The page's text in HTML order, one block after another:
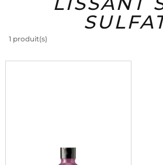
1 produit(s)